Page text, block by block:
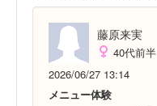
藤原来実
40代前半
2026/06/27 13:14
メニュー体験